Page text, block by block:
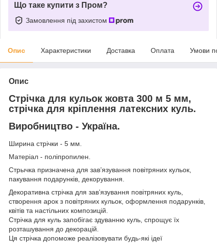
Що таке купити з Пром?
Замовлення під захистом
Опис Характеристики Доставка Оплата Умови
Опис
Стрічка для кульок жовта 300 м 5 мм,
стрічка для кріплення латексних куль.
Виробництво - Україна.
Ширина стрічки - 5 мм.
Матеріал - поліпропилен.
Стрычка призначена для зав’язування повітряних кульок,
пакування подарунків, декорування.
Декоративна стрічка для зав’язування повітряних куль,
створення арок з повітряних кульок, оформлення подарунків,
квітів та настільних композицій.
Стрічка для куль запобігає здуванню куль, спрощує їх
розташування до декорацій.
Ця стрічка допоможе реалізовувати будь-які ідеї